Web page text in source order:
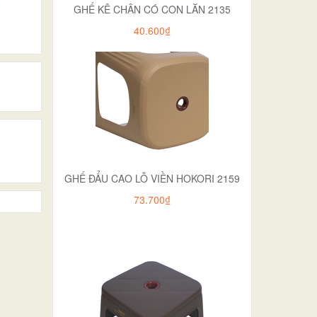
GHẾ KÊ CHÂN CÓ CON LĂN 2135
40.600₫
GHẾ ĐẨU CAO LỖ VIỀN HOKORI 2159
73.700₫